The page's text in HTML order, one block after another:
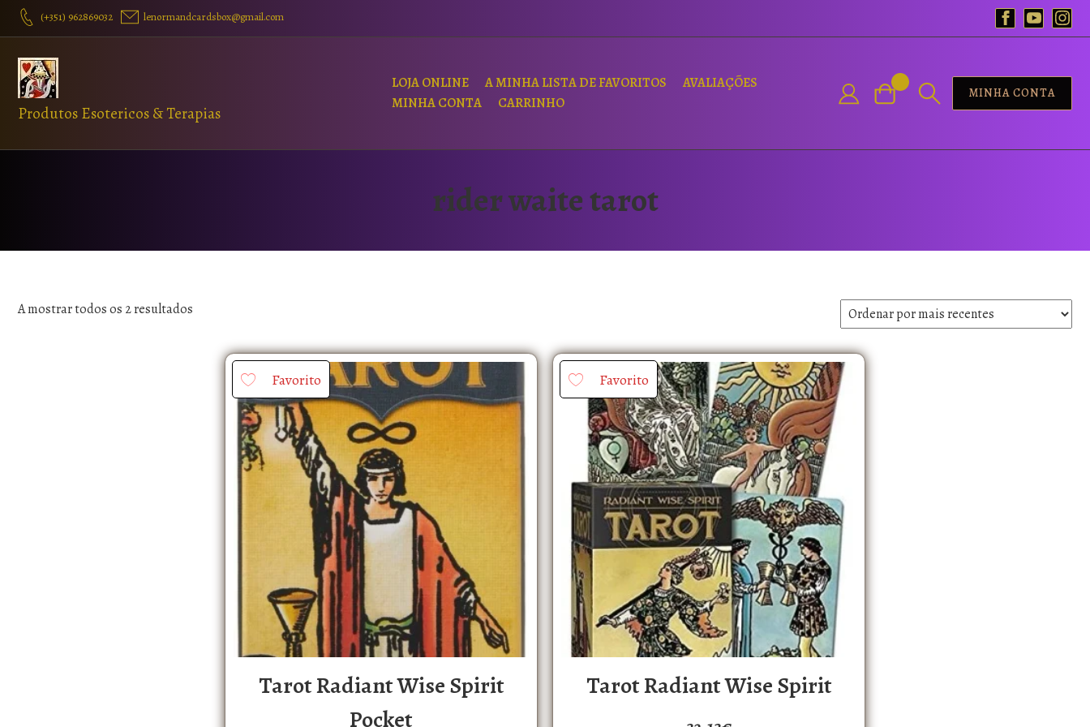
(+351) 962869032 lenormandcardsbox@gmail.com
Produtos Esotericos & Terapias
LOJA ONLINE A MINHA LISTA DE FAVORITOS
AVALIAÇÕES
MINHA CONTA
CARRINHO
MINHA CONTA
rider waite tarot
A mostrar todos os 2 resultados
Favorito
Tarot Radiant Wise Spirit
Pocket
Favorito
Tarot Radiant Wise Spirit